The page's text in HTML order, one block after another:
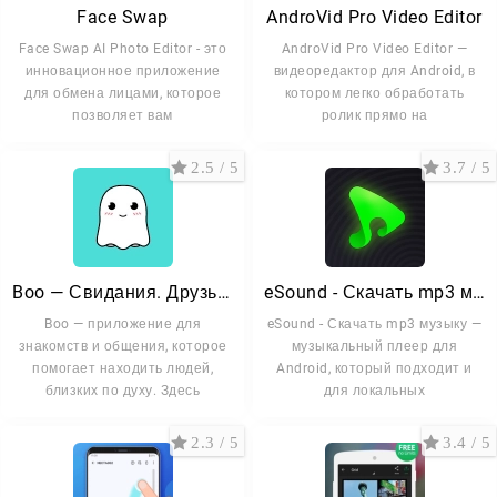
Face Swap
Face Swap AI Photo Editor - это
инновационное приложение
для обмена лицами, которое
позволяет вам
AndroVid Pro Video Editor
AndroVid Pro Video Editor —
видеоредактор для Android, в
котором легко обработать
ролик прямо на
Boo — Свидания. Друзья. Чат.
Boo — приложение для
знакомств и общения, которое
помогает находить людей,
близких по духу. Здесь
2.5 / 5
eSound - Скачать mp3 музыку
eSound - Скачать mp3 музыку —
музыкальный плеер для
Android, который подходит и
для локальных
3.7 / 5
2.3 / 5 3.4 / 5